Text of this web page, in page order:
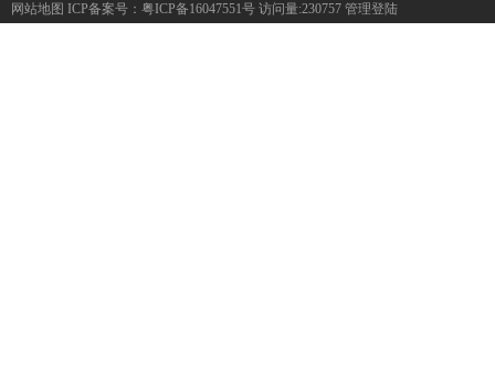
网站地图 ICP备案号： 粤ICP备16047551号 访问量:230757 管理登陆